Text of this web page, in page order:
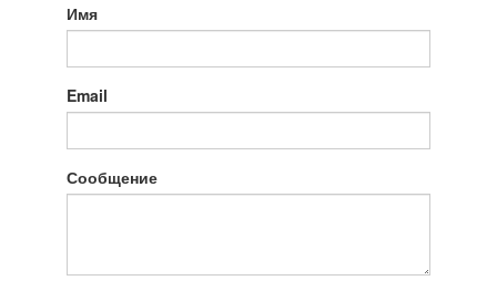
Имя
Email
Сообщение